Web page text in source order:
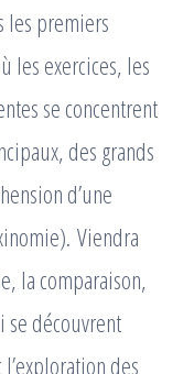
les premiers
les exercices, les
se concentrent
des grands
d’une
Viendra
la comparaison,
découvrent
des